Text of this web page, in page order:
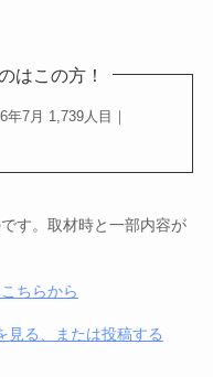
はこの方！
7月 1,739人目｜
す。取材時と一部内容が
ちらから
見る、または投稿する